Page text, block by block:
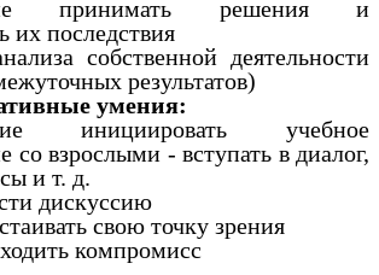
принимать решения и
их последствия
собственной деятельности
результатов)
умения:
инициировать учебное
со взрослыми - вступать в диалог,
и т. д.
дискуссию
свою точку зрения
компромисс